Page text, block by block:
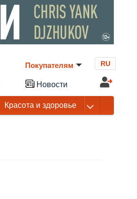
Покупателям
Новости
RU
Красота и здоровье